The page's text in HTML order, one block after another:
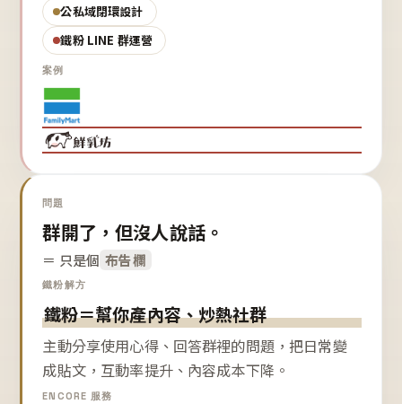
公私域閉環設計
鐵粉 LINE 群運營
案例
問題
群開了，但沒人說話。
＝ 只是個 布告欄
鐵粉解方
鐵粉＝幫你產內容、炒熱社群
主動分享使用心得、回答群裡的問題，把日常變
成貼文，互動率提升、內容成本下降。
ENCORE 服務